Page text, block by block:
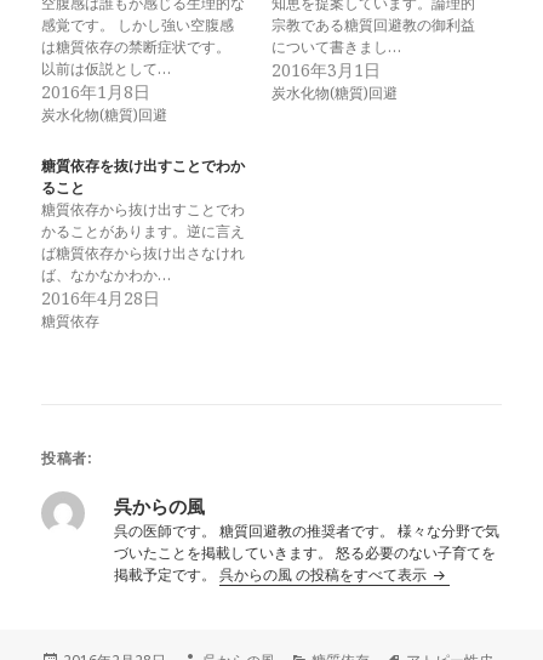
感覚です。 しかし強い空腹感
は糖質依存の禁断症状です。
以前は仮説として…
2016年1月8日
炭水化物(糖質)回避
宗教である糖質回避教の御利益
について書きまし…
2016年3月1日
炭水化物(糖質)回避
糖質依存を抜け出すことでわか
ること
糖質依存から抜け出すことでわ
かることがあります。逆に言え
ば糖質依存から抜け出さなけれ
ば、なかなかわか…
2016年4月28日
糖質依存
投稿者:
呉からの風
呉の医師です。 糖質回避教の推奨者です。 様々な分野で気
づいたことを掲載していきます。 怒る必要のない子育てを
掲載予定です。呉からの風 の投稿をすべて表示